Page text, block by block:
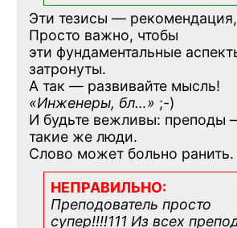
Эти тезисы —
Просто важно, чтобы
эти фундаментальные
затронуты.
А так — развивайте мысль!
«Инженеры, бл…» ;-)
И будьте вежливы: преподы
такие же люди.
Слово может больно ранить.
НЕПРАВИЛЬНО:
Преподователь просто
супер!!!!111 Из всех